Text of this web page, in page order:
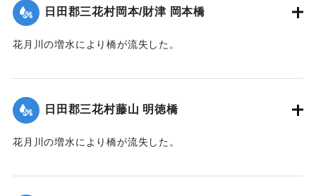
【出典：大分新聞 1928年6月29日朝刊4面】
｜固有コード:00330033
日田郡三花村岡本/財津 岡本橋
花月川の増水により橋が流失した。
｜固有コード:00330024
日田郡三花村藤山 明徳橋
花月川の増水により橋が流失した。